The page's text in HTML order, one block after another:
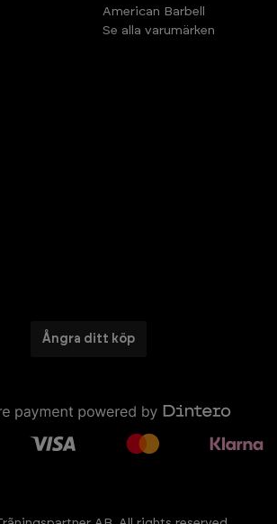
American Barbell
Se alla varumärken
Ångra ditt köp